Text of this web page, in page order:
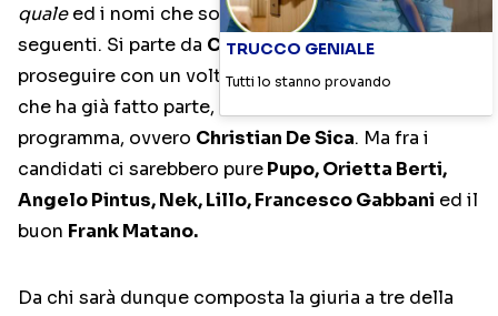
qualeed i nomi che sono trapelati sarebbero i
seguenti. Si parte da Cristiano Malgioglio
proseguire con un volto già noto diTale e quale
che ha già fatto parte, con merito, della giuria del
programma, ovvero Christian De Sica. Ma fra i
candidati ci sarebbero purePupo, Orietta Berti,
Angelo Pintus, Nek, Lillo, Francesco Gabbani ed il
buon Frank Matano.
Da chi sarà dunque composta la giuria a tre della
TRUCCO GENIALE
Tutti lo stanno provando